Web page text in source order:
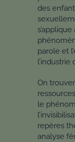
des
parole et
l’industrie
On
le
repères
analyse